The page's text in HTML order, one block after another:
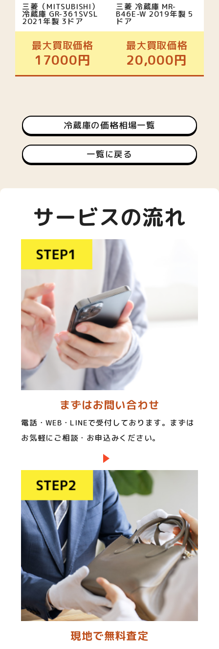
三菱（MITSUBISHI）
冷蔵庫 GR-361SVSL
2021年製 3ドア
最大買取価格
17000円
三菱 冷蔵庫 MR-
B46E-W 2019年製 5
ドア
最大買取価格
20,000円
冷蔵庫の価格相場一覧
一覧に戻る
サービスの流れ
まずはお問い合わせ
電話・WEB・LINEで受付しております。まずは
お気軽にご相談・お申込みください。
現地で無料査定